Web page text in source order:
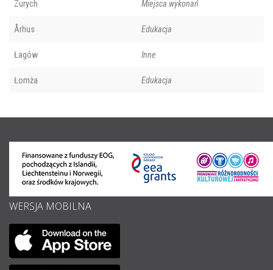
Zurych Miejsca wykonań
Århus Edukacja
Łagów Inne
Łomża Edukacja
WERSJA MOBILNA